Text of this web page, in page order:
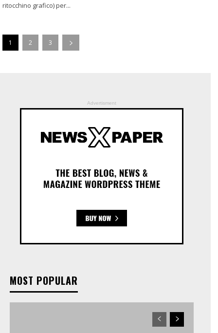
ritocchino grafico) per...
1 2 3
Advertisment
MOST POPULAR